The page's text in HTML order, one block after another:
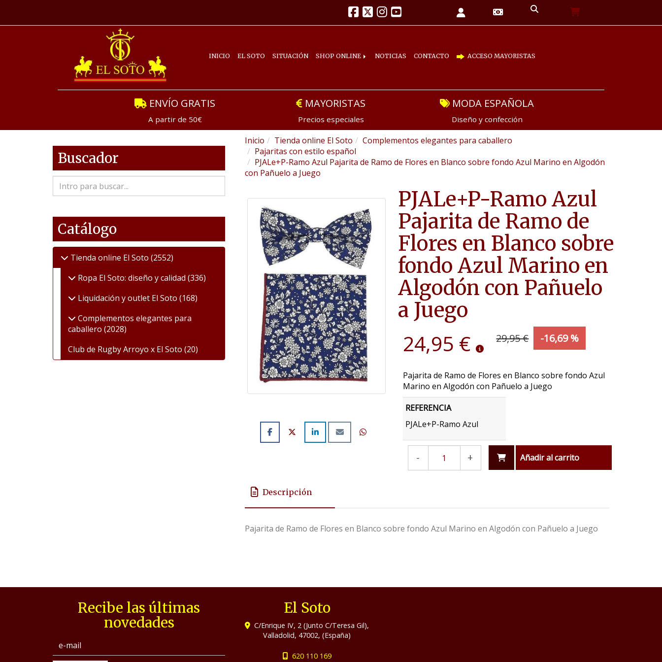
INICIO EL SOTO SITUACIÓN SHOP ONLINE NOTICIAS CONTACTO ACCESO MAYORISTAS
ENVÍO GRATIS
A partir de 50€
MAYORISTAS
Precios especiales
MODA ESPAÑOLA
Diseño y confección
Inicio Tienda online El Soto
Complementos elegantes para caballero
Pajaritas con estilo español
PJALe+P-Ramo Azul Pajarita de Ramo de Flores en Blanco sobre fondo Azul Marino en Algodón
con Pañuelo a Juego
PJALe+P-Ramo Azul
Pajarita de Ramo de
Flores en Blanco sobre
fondo Azul Marino en
Algodón con Pañuelo
a Juego
24,95 € 29,95 € -16,69 %
Pajarita de Ramo de Flores en Blanco sobre fondo Azul
Marino en Algodón con Pañuelo a Juego
REFERENCIA
PJALe+P-Ramo Azul
- + Añadir al carrito
Descripción
Pajarita de Ramo de Flores en Blanco sobre fondo Azul Marino en Algodón con Pañuelo a Juego
Buscador
Catálogo
Tienda online El Soto (2552)
Ropa El Soto: diseño y calidad (336)
Liquidación y outlet El Soto (168)
Complementos elegantes para
caballero (2028)
Club de Rugby Arroyo x El Soto (20)
Recibe las últimas
novedades
El Soto
C/Enrique IV, 2 (Junto C/Teresa Gil),
Valladolid, 47002,(España)
620 110 169